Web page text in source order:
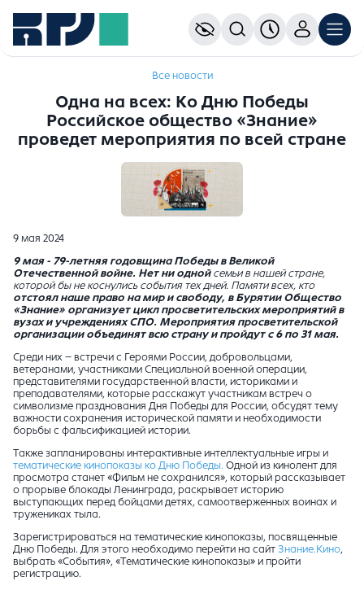
Все новости
Одна на всех: Ко Дню Победы
Российское общество «Знание»
проведет мероприятия по всей стране
9 мая 2024
9 мая - 79-летняя годовщина Победы в Великой
Отечественной войне. Нет ни одной семьи в нашей стране,
которой бы не коснулись события тех дней. Памяти всех, кто
отстоял наше право на мир и свободу, в Бурятии Общество
«Знание» организует цикл просветительских мероприятий в
вузах и учреждениях СПО. Мероприятия просветительской
организации объединят всю страну и пройдут с 6 по 31 мая.
Среди них – встречи с Героями России, добровольцами,
ветеранами, участниками Специальной военной операции,
представителями государственной власти, историками и
преподавателями, которые расскажут участникам встреч о
символизме празднования Дня Победы для России, обсудят тему
важности сохранения исторической памяти и необходимости
борьбы с фальсификацией истории.
Также запланированы интерактивные интеллектуальные игры и
тематические кинопоказы ко Дню Победы. Одной из кинолент для
просмотра станет «Фильм не сохранился», который рассказывает
о прорыве блокады Ленинграда, раскрывает историю
выступающих перед бойцами детях, самоотверженных воинах и
тружениках тыла.
Зарегистрироваться на тематические кинопоказы, посвященные
Дню Победы. Для этого необходимо перейти на сайт Знание.Кино,
выбрать «События», «Тематические кинопоказы» и пройти
регистрацию.